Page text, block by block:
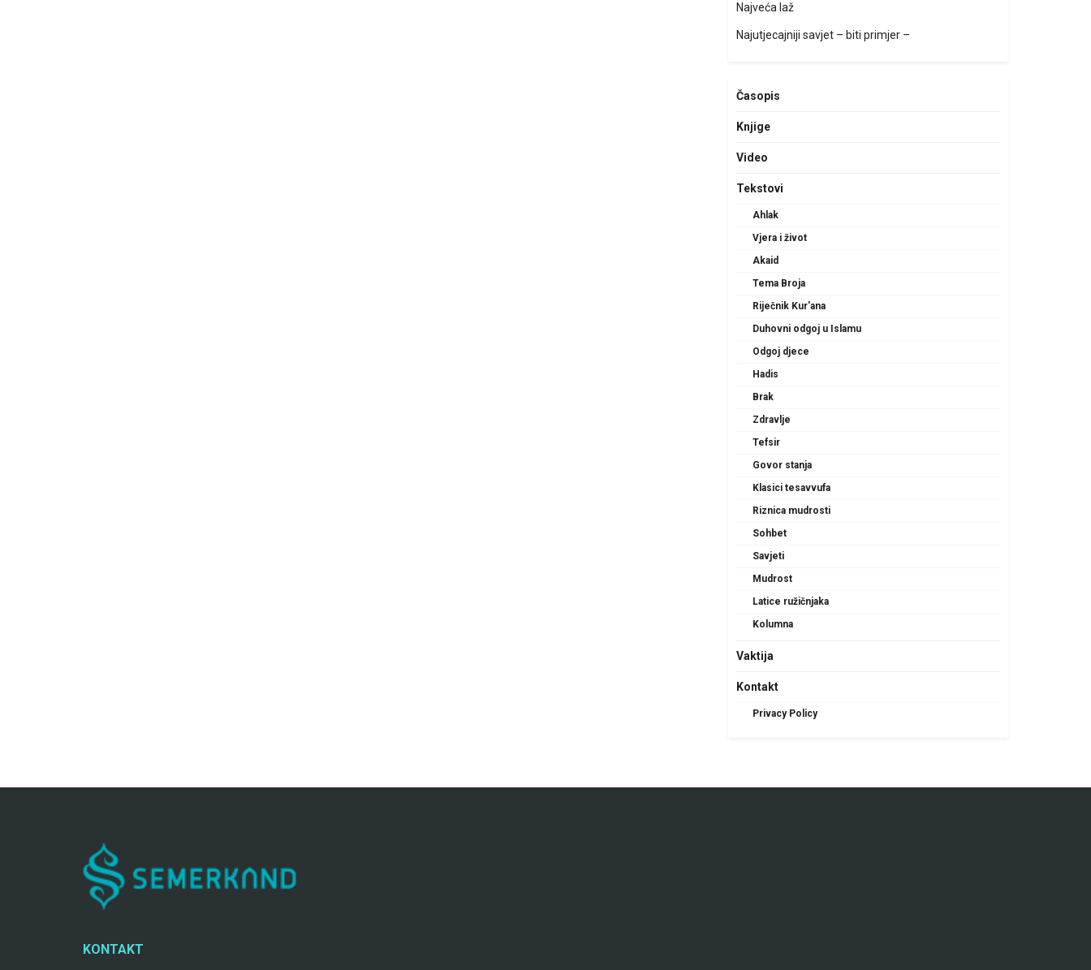
Najveća laž
Najutjecajniji savjet – biti primjer –
Časopis
Knjige
Video
Tekstovi
Ahlak
Vjera i život
Akaid
Tema Broja
Riječnik Kur'ana
Duhovni odgoj u Islamu
Odgoj djece
Hadis
Brak
Zdravlje
Tefsir
Govor stanja
Klasici tesavvufa
Riznica mudrosti
Sohbet
Savjeti
Mudrost
Latice ružičnjaka
Kolumna
Vaktija
Kontakt
Privacy Policy
KONTAKT